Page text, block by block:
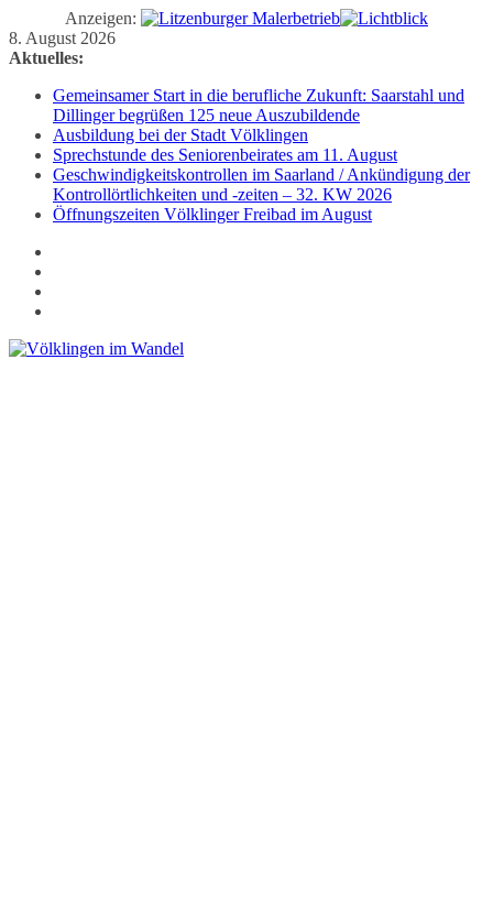
Anzeigen:
Zum
Inhalt
8. August 2026
Aktuelles:
Gemeinsamer Start in die berufliche Zukunft: Saarstahl und
Dillinger begrüßen 125 neue Auszubildende
Ausbildung bei der Stadt Völklingen
Sprechstunde des Seniorenbeirates am 11. August
Geschwindigkeitskontrollen im Saarland / Ankündigung der
Kontrollörtlichkeiten und -zeiten – 32. KW 2026
Öffnungszeiten Völklinger Freibad im August